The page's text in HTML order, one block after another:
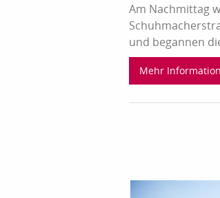
Am Nachmittag
und begannen
Mehr